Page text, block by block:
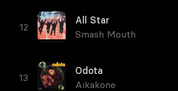
All Star
Smash Mouth
Odota
Aikakone